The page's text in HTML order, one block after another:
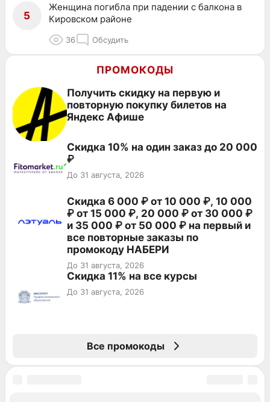
5
Женщина погибла при падении с балкона в
Кировском районе
36 Обсудить
ПРОМОКОДЫ
Получить скидку на первую и
повторную покупку билетов на
Яндекс Афише
Скидка 10% на один заказ до 20 000
₽
До 31 августа, 2026
Скидка 6 000 ₽ от 10 000 ₽, 10 000
₽ от 15 000 ₽, 20 000 ₽ от 30 000 ₽
и 35 000 ₽ от 50 000 ₽ на первый и
все повторные заказы по
промокоду НАБЕРИ
До 31 августа, 2026
Скидка 11% на все курсы
До 31 августа, 2026
Все промокоды